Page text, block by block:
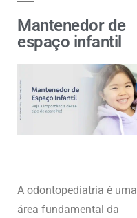
Mantenedor de
espaço infantil
A odontopediatria é uma
área fundamental da